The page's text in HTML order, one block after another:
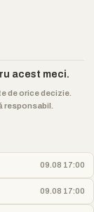
acest meci.
de orice decizie.
responsabil.
09.08 17:00
09.08 17:00